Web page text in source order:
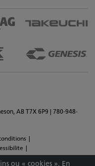
AB T7X 6P9 | 780-948-
ou « cookies ». En